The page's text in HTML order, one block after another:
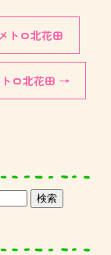
トロ北花田
ロ北花田 →